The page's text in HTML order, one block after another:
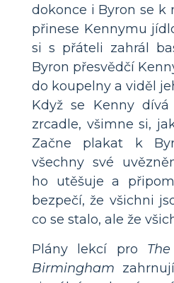
dokonce i Byron se k
přinese Kennymu
si s přáteli zahrál
Byron přesvědčí
do koupelny a viděl
Když se Kenny
zrcadle, všimne si,
Začne plakat k
všechny své
ho utěšuje a
bezpečí, že všichni
co se stalo, ale že
Plány lekcí pro
Birmingham